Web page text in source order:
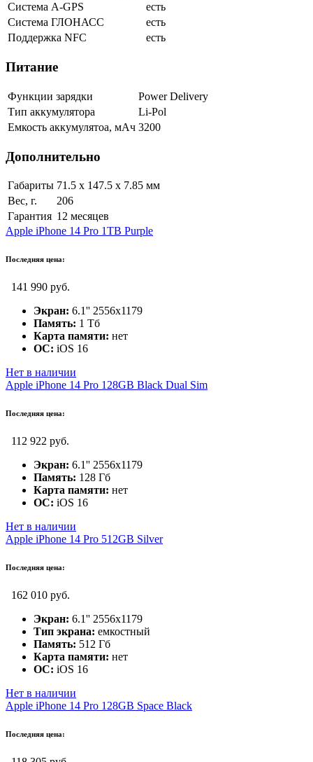
Cистема A-GPS
есть
Система ГЛОНАСС
есть
Поддержка NFC
есть
Питание
Функции зарядки
Power Delivery
Тип аккумулятора
Li-Pol
Емкость аккумулятоа, мАч 3200
Дополнительно
Габариты 71.5 x 147.5 x 7.85 мм
Вес, г.
206
Гарантия 12 месяцев
Apple iPhone 14 Pro 1TB Purple
Последняя цена:
141 990 руб.
Экран: 6.1'' 2556x1179
Память: 1 Тб
Карта памяти: нет
ОС: iOS 16
Нет в наличии
Apple iPhone 14 Pro 128GB Black Dual Sim
Последняя цена:
112 922 руб.
Экран: 6.1'' 2556x1179
Память: 128 Гб
Карта памяти: нет
ОС: iOS 16
Нет в наличии
Apple iPhone 14 Pro 512GB Silver
Последняя цена:
162 010 руб.
Экран: 6.1'' 2556x1179
Тип экрана: емкостный
Память: 512 Гб
Карта памяти: нет
ОС: iOS 16
Нет в наличии
Apple iPhone 14 Pro 128GB Space Black
Последняя цена: